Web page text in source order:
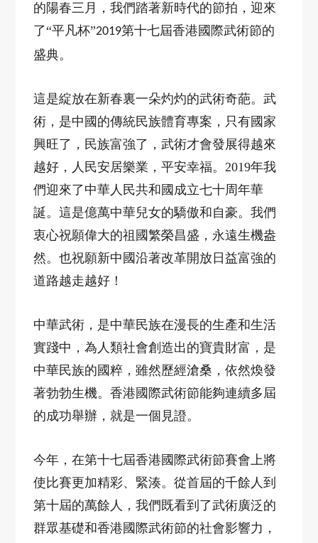
的陽春三月，我們踏著新時代的節拍，迎來
了“平凡杯”2019第十七屆香港國際武術節的
盛典。
這是綻放在新春裏一朵灼灼的武術奇葩。武
術，是中國的傳統民族體育專案，只有國家
興旺了，民族富強了，武術才會發展得越來
越好，人民安居樂業，平安幸福。2019年我
們迎來了中華人民共和國成立七十周年華
誕。這是億萬中華兒女的驕傲和自豪。我們
衷心祝願偉大的祖國繁榮昌盛，永遠生機盎
然。也祝願新中國沿著改革開放日益富強的
道路越走越好！
中華武術，是中華民族在漫長的生產和生活
實踐中，為人類社會創造出的寶貴財富，是
中華民族的國粹，雖然歷經滄桑，依然煥發
著勃勃生機。香港國際武術節能夠連續多屆
的成功舉辦，就是一個見證。
今年，在第十七屆香港國際武術節賽會上將
使比賽更加精彩、緊湊。從首屆的千餘人到
第十屆的萬餘人，我們既看到了武術廣泛的
群眾基礎和香港國際武術節的社會影響力，